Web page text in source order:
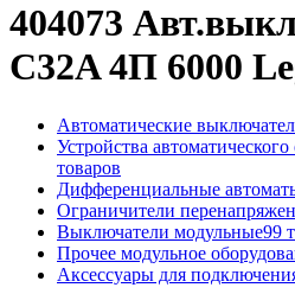
404073
C32A 4П 6000
Автоматические
Устройства
товаров
Дифференциальные
Ограничители
Выключатели модульные99
Прочее модульное
Аксессуары для